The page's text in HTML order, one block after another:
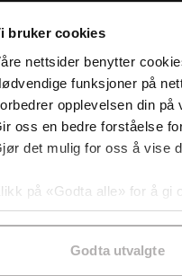
bruker cookies
nettsider benytter
funksjoner på
opplevelsen din på
oss en bedre forståelse
det mulig for oss å vise
på «Godta alle» for å
til spesifikke
Godta utvalgte